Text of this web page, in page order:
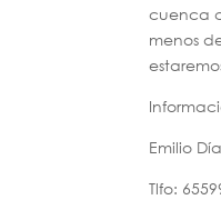
cuenca
menos
Emilio
Tlfo: